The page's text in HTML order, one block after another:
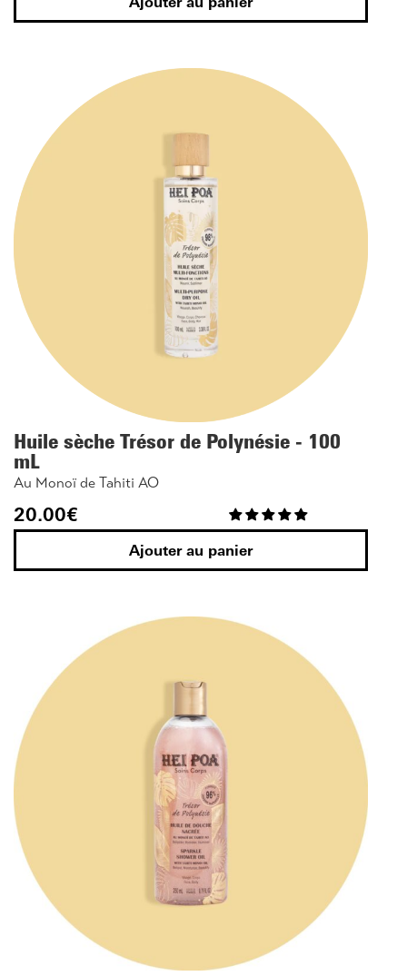
Huile sèche Trésor de Polynésie - 100
mL
Au Monoï de Tahiti AO
20.00€
Ajouter au panier